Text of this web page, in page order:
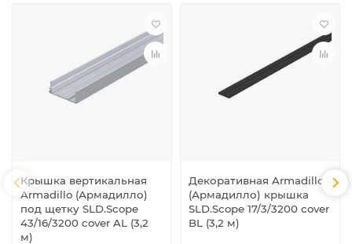
Крышка вертикальная
Armadillo (Армадилло)
под щетку SLD.Scope
43/16/3200 cover AL (3,2
м)
Декоративная Armadillo
(Армадилло) крышка
SLD.Scope 17/3/3200 cover
BL (3,2 м)